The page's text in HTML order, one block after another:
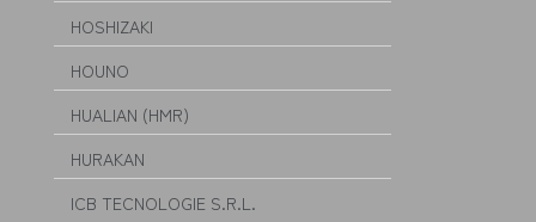
HOSHIZAKI
HOUNO
HUALIAN (HMR)
HURAKAN
ICB TECNOLOGIE S.R.L.